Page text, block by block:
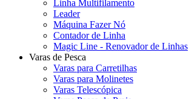
Linha Multifilamento
Leader
Máquina Fazer Nó
Contador de Linha
Magic Line - Renovador de Linhas
Varas de Pesca
Varas para Carretilhas
Varas para Molinetes
Varas Telescópica